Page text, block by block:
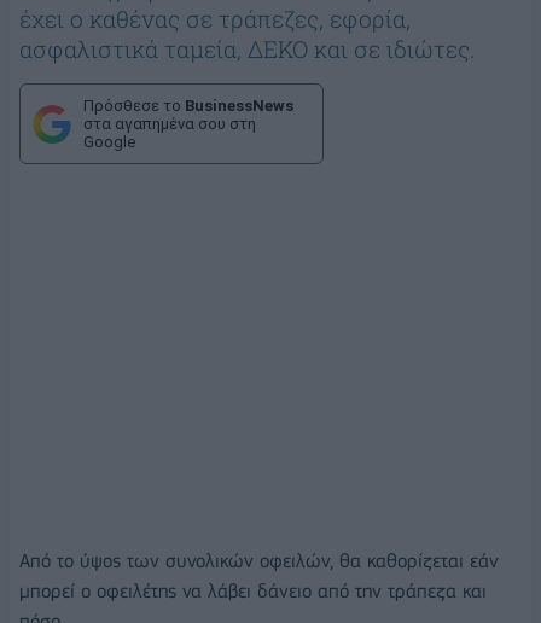
έχει ο καθένας σε τράπεζες, εφορία,
ασφαλιστικά ταμεία, ΔΕΚΟ και σε ιδιώτες.
Πρόσθεσε το BusinessNews
στα αγαπημένα σου στη
Google
Από το ύψος των συνολικών οφειλών, θα καθορίζεται εάν
μπορεί ο οφειλέτης να λάβει δάνειο από την τράπεζα και